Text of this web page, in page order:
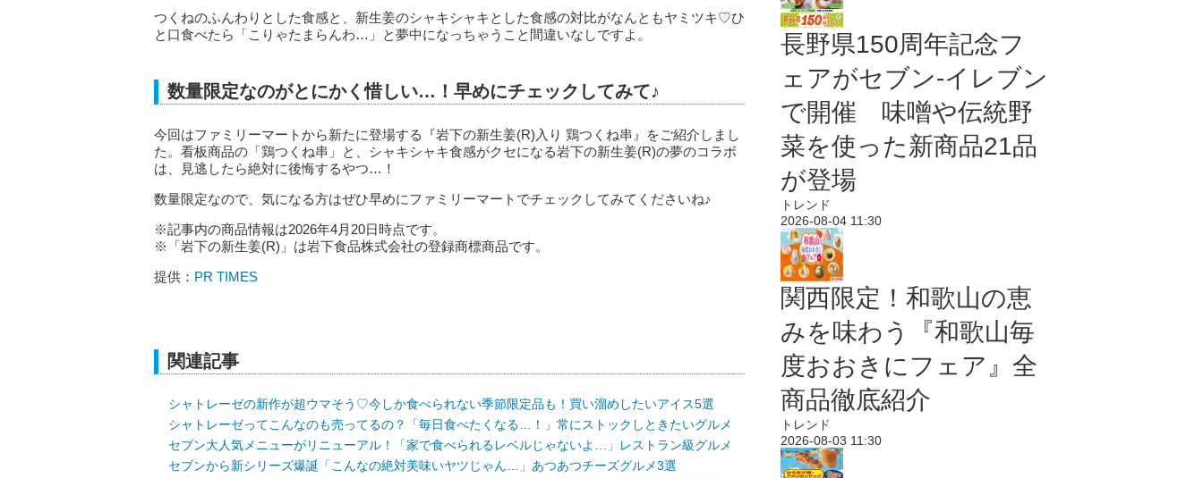
つくねのふんわりとした食感と、新生姜のシャキシャキとした食感の対比がなんともヤミツキ♡ひ
と口食べたら「こりゃたまらんわ…」と夢中になっちゃうこと間違いなしですよ。
数量限定なのがとにかく惜しい…！早めにチェックしてみて♪
今回はファミリーマートから新たに登場する『岩下の新生姜(R)入り 鶏つくね串』をご紹介しまし
た。看板商品の「鶏つくね串」と、シャキシャキ食感がクセになる岩下の新生姜(R)の夢のコラボ
は、見逃したら絶対に後悔するやつ…！
数量限定なので、気になる方はぜひ早めにファミリーマートでチェックしてみてくださいね♪
※記事内の商品情報は2026年4月20日時点です。
※「岩下の新生姜(R)」は岩下食品株式会社の登録商標商品です。
提供： PR TIMES
関連記事
シャトレーゼの新作が超ウマそう♡今しか食べられない季節限定品も！買い溜めしたいアイス5選
シャトレーゼってこんなのも売ってるの？「毎日食べたくなる…！」常にストックしときたいグルメ
セブン大人気メニューがリニューアル！「家で食べられるレベルじゃないよ…」レストラン級グルメ
セブンから新シリーズ爆誕「こんなの絶対美味いヤツじゃん…」あつあつチーズグルメ3選
長野県150周年記念フ
ェアがセブン-イレブン
で開催 味噌や伝統野
菜を使った新商品21品
が登場
トレンド
2026-08-04 11:30
関西限定！和歌山の恵
みを味わう『和歌山毎
度おおきにフェア』全
商品徹底紹介
トレンド
2026-08-03 11:30